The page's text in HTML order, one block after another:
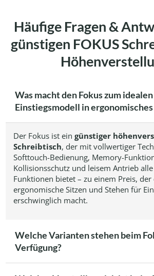
Häufige Fragen &
günstigen FOKUS
Was macht den Fokus zum idealen
Einstiegsmodell in
Der Fokus ist eingünstiger
Schreibtisch, der mit vollwertiger
Softtouch-Bedienung, Memory-
Kollisionsschutz und leisem Antrieb
Funktionen bietet – zu einem Preis, der
ergonomische Sitzen und Stehen für
erschwinglich macht.
Welche Varianten stehen beim
Verfügung?